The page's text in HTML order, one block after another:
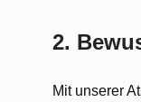
2.
Mit unserer